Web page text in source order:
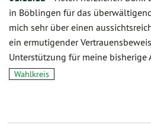
in Böblingen für das
mich sehr über einen
ein ermutigender
Unterstützung für meine bisherige
Wahlkreis